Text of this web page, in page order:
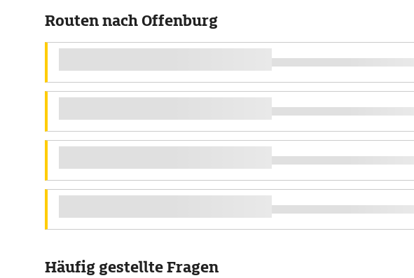
Routen nach Offenburg
Häufig gestellte Fragen